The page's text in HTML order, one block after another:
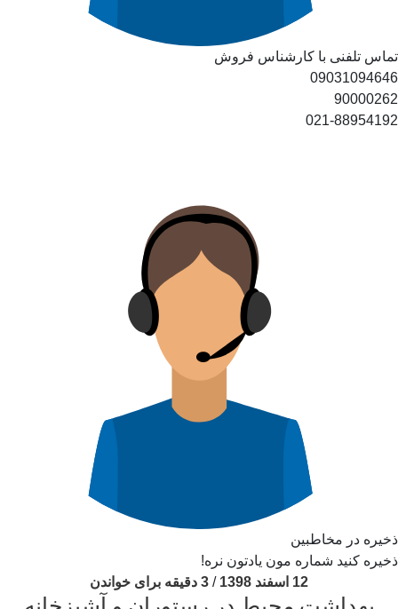
تماس تلفنی با کارشناس فروش
09031094646
90000262
021-88954192
ذخیره در مخاطبین
ذخیره کنید شماره مون یادتون نره!
12 اسفند 1398
/ 3 دقیقه برای خواندن